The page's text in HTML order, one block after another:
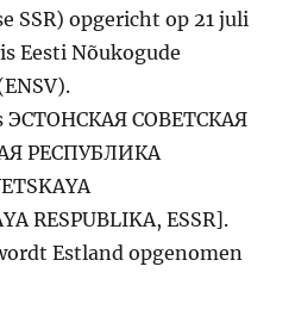
SSR) opgericht op 21 juli
Eesti Nõukogude
ЭСТОНСКАЯ СОВЕТСКАЯ
РЕСПУБЛИКА
RESPUBLIKA, ESSR].
Estland opgenomen